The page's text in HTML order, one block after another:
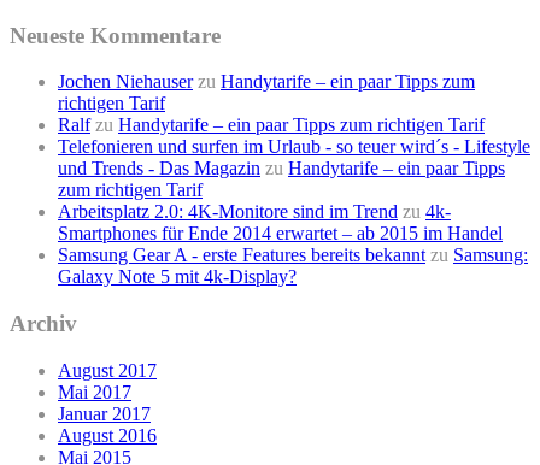
Neueste Kommentare
Jochen Niehauserzu Handytarife – ein paar Tipps zum
richtigen Tarif
Ralfzu Handytarife – ein paar Tipps zum richtigen Tarif
Telefonieren und surfen im Urlaub - so teuer wird´s - Lifestyle
und Trends - Das Magazin zu Handytarife – ein paar Tipps
zum richtigen Tarif
Arbeitsplatz 2.0: 4K-Monitore sind im Trend zu 4k-
Smartphones für Ende 2014 erwartet – ab 2015 im Handel
Samsung Gear A - erste Features bereits bekannt zu Samsung:
Galaxy Note 5 mit 4k-Display?
Archiv
August 2017
Mai 2017
Januar 2017
August 2016
Mai 2015